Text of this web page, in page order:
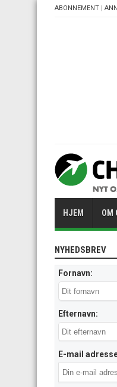
ABONNEMENT |
HJEM OM
NYHEDSBREV
Fornavn:
Efternavn:
E-mail